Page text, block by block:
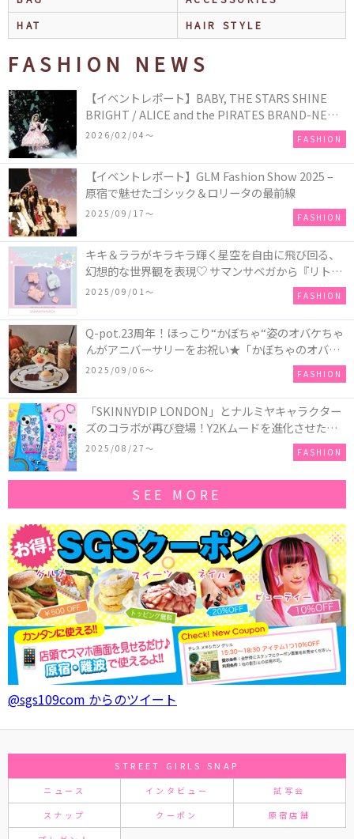
HAT
HAIR STYLE
FASHION NEWS
【イベントレポート】BABY, THE STARS SHINE
BRIGHT / ALICE and the PIRATES BRAND-NEW
COLLECTION in TOKYO
2026/02/04〜 FASHION
【イベントレポート】GLM Fashion Show 2025 –
原宿で魅せたゴシック＆ロリータの最前線
2025/09/17〜 FASHION
キキ＆ララがキラキラ輝く星空を自由に飛び回る、
幻想的な世界観を表現♡ サマンサベガから『リトル
ツインスターズ』50周年アニバーサリーイヤー』を
2025/09/01〜 FASHION
Q-pot.23周年！ほっこり“かぼちゃ“姿のオバケちゃ
んがアニバーサリーをお祝い★「かぼちゃのオバケ
ーキアクセサリー」が新発売！Q-pot CAFE.では
「かぼちゃのオバケーキプレート」も登場
2025/09/06〜 FASHION
「SKINNYDIP LONDON」とナルミヤキャラクター
ズのコラボが再び登場！Y2Kムードを進化させた新
作コレクションを発売♪
2025/08/27〜 FASHION
SEE MORE
@sgs109com からのツイート
STREET GIRLS SNAP
ニュース インタビュー 試写会
スナップ クーポン 原宿店舗